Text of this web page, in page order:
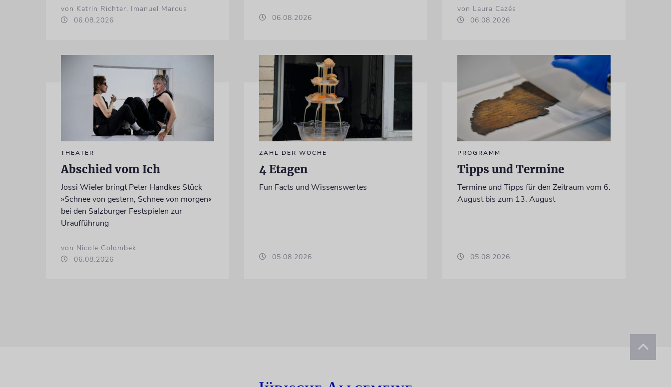
von Katrin Richter, Imanuel Marcus
06.08.2026
06.08.2026
von Laura Cazés
06.08.2026
THEATER
Abschied vom Ich
Jossi Wieler bringt Peter Handkes Stück
»Schnee von gestern, Schnee von morgen«
bei den Salzburger Festspielen zur
Uraufführung
von Nicole Golombek
06.08.2026
ZAHL DER WOCHE
4 Etagen
Fun Facts und Wissenswertes
05.08.2026
PROGRAMM
Tipps und Termine
Termine und Tipps für den Zeitraum vom 6.
August bis zum 13. August
05.08.2026